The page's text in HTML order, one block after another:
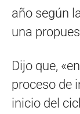
año según
una
Dijo que,
proceso de
inicio del